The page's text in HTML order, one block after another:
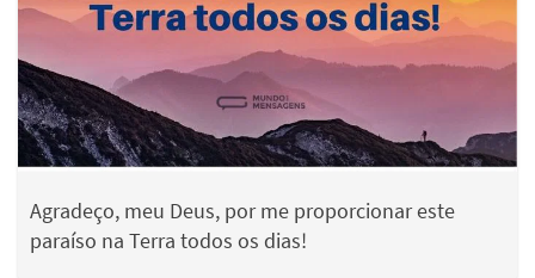
Agradeço, meu Deus, por me proporcionar este
paraíso na Terra todos os dias!